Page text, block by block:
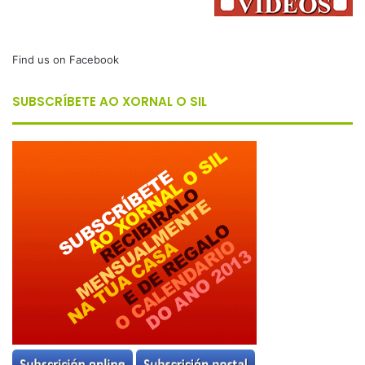
Find us on Facebook
SUBSCRÍBETE AO XORNAL O SIL